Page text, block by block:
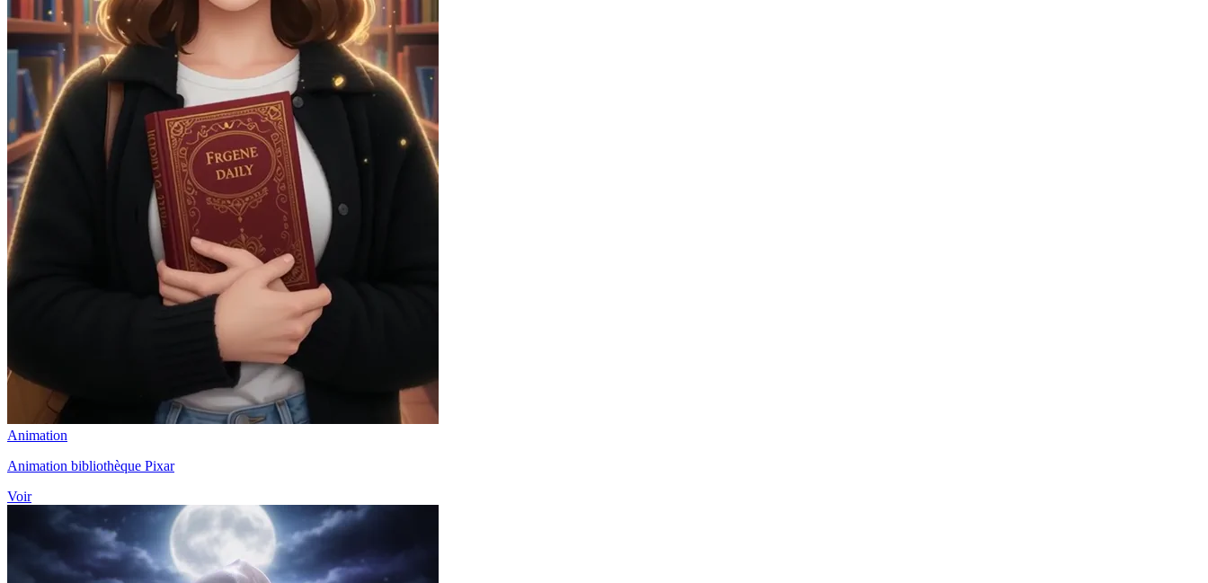
Animation
Animation bibliothèque Pixar
Voir